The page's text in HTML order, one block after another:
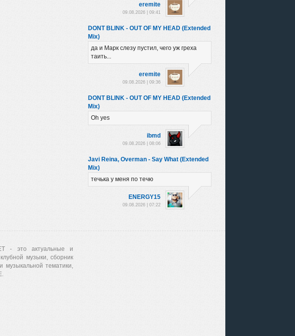
eremite
09.08.2026 | 09:41
DONT BLINK - OUT OF MY HEAD (Extended
Mix)
да и Марк слезу пустил, чего уж греха
таить...
eremite
09.08.2026 | 09:36
DONT BLINK - OUT OF MY HEAD (Extended
Mix)
Oh yes
ibmd
09.08.2026 | 08:06
Javi Reina, Overman - Say What (Extended
Mix)
течька у меня по течю
ENЕRGY15
09.08.2026 | 07:22
- это актуальные и
музыки, сборник
музыкальной тематики,